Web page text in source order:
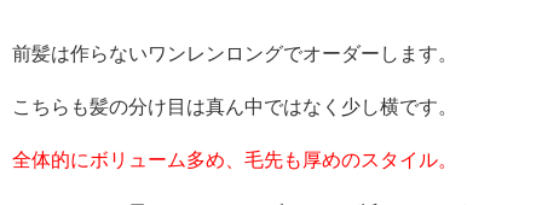
前髪は作らないワンレンロングでオーダーします。
こちらも髪の分け目は真ん中ではなく少し横です。
全体的にボリューム多め、毛先も厚めのスタイル。